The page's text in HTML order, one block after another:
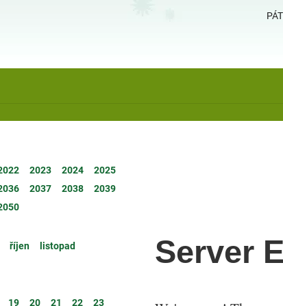
2023 2024
2025
2037 2038
2039
říjen
listopad
19 20 21 22 23
Server